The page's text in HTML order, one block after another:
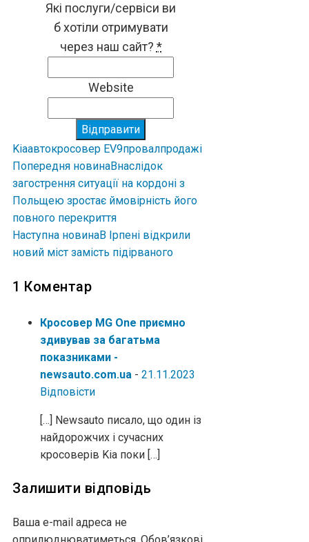
Які послуги/сервіси ви
б хотіли отримувати
через наш сайт? *
Website
Відправити
Kiaавтокросовер EV9провалпродажі
Попередня новинаВнаслідок
загострення ситуації на кордоні з
Польщею зростає ймовірність його
повного перекриття
Наступна новинаВ Ірпені відкрили
новий міст замість підірваного
1 Коментар
Кросовер MG One приємно
здивував за багатьма
показниками -
newsauto.com.ua - 21.11.2023
Відповіcти
[…] Newsauto писало, що один із
найдорожчих і сучасних
кросоверів Kia поки […]
Залишити відповідь
Ваша e-mail адреса не